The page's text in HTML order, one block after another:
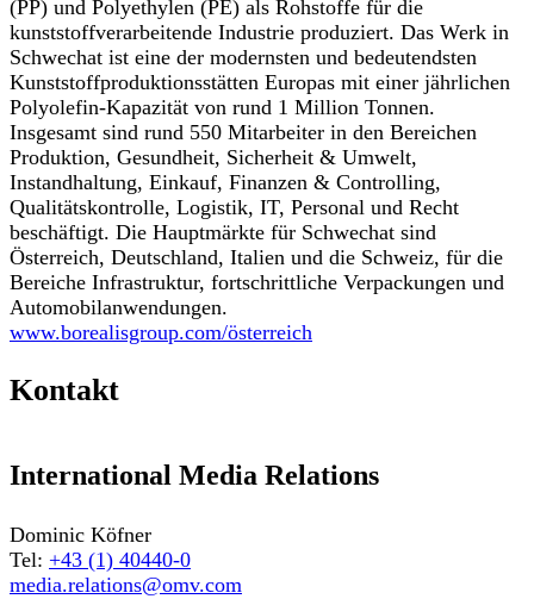
(PP) und Polyethylen (PE) als Rohstoffe für die
kunststoffverarbeitende Industrie produziert. Das Werk in
Schwechat ist eine der modernsten und bedeutendsten
Kunststoffproduktionsstätten Europas mit einer jährlichen
Polyolefin-Kapazität von rund 1 Million Tonnen.
Insgesamt sind rund 550 Mitarbeiter in den Bereichen
Produktion, Gesundheit, Sicherheit & Umwelt,
Instandhaltung, Einkauf, Finanzen & Controlling,
Qualitätskontrolle, Logistik, IT, Personal und Recht
beschäftigt. Die Hauptmärkte für Schwechat sind
Österreich, Deutschland, Italien und die Schweiz, für die
Bereiche Infrastruktur, fortschrittliche Verpackungen und
Automobilanwendungen.
www.borealisgroup.com/österreich
Kontakt
International Media Relations
Dominic Köfner
Tel: +43 (1) 40440-0
media.relations@omv.com